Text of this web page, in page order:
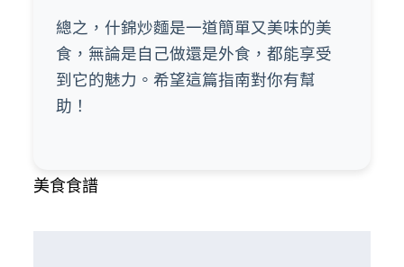
總之，什錦炒麵是一道簡單又美味的美
食，無論是自己做還是外食，都能享受
到它的魅力。希望這篇指南對你有幫
助！
美食食譜